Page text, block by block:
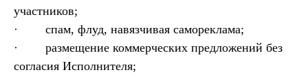
участников;
· спам, флуд, навязчивая самореклама;
· размещение коммерческих предложений без
согласия Исполнителя;